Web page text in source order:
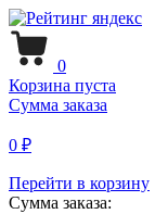
0
Корзина пуста
Сумма заказа
0 ₽
Перейти в корзину
Сумма заказа: